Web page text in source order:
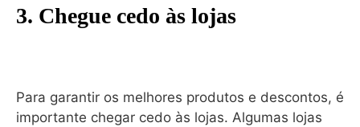
3. Chegue cedo às lojas
Para garantir os melhores produtos e descontos, é
importante chegar cedo às lojas. Algumas lojas